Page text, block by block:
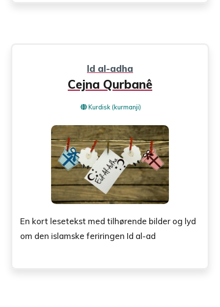
Id al-adha
Cejna Qurbanê
Kurdisk (kurmanji)
En kort lesetekst med tilhørende bilder og lyd
om den islamske feriringen Id al-ad